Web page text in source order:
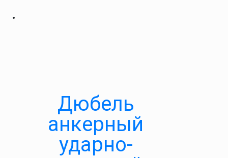
Дюбель
анкерный
ударно-